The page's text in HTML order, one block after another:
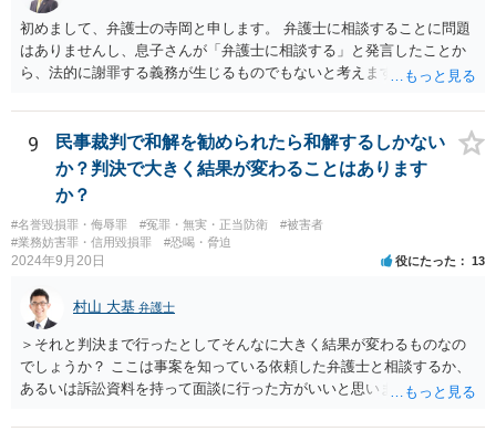
初めまして、弁護士の寺岡と申します。 弁護士に相談することに問題
はありませんし、息子さんが「弁護士に相談する」と発言したことか
ら、法的に謝罪する義務が生じるものでもないと考えます。 経緯から
す。 子どもの専門相談窓口もありますし、一度相談だけでもしてはい
かがでしょうか。
9
民事裁判で和解を勧められたら和解するしかない
か？判決で大きく結果が変わることはあります
か？
#名誉毀損罪・侮辱罪 #冤罪・無実・正当防衛
#被害者
#業務妨害罪・信用毀損罪
#恐喝・脅迫
2024年9月20日 役にたった 13
村山 大基 弁護士
＞それと判決まで行ったとしてそんなに大きく結果が変わるものなの
でしょうか？ ここは事案を知っている依頼した弁護士と相談するか、
あるいは訴訟資料を持って面談に行った方がいいと思います。 和解
す）に基づいて 提案されるもので、応じない場合提示案より上がった